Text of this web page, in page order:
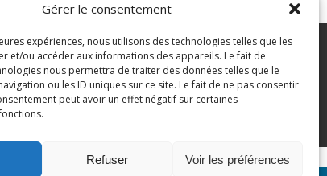
Gérer le consentement
expériences, nous utilisons des technologies telles que les
et/ou accéder aux informations des appareils. Le fait de
nous permettra de traiter des données telles que le
ou les ID uniques sur ce site. Le fait de ne pas consentir
peut avoir un effet négatif sur certaines
Refuser Voir les préférences
Mentions légales